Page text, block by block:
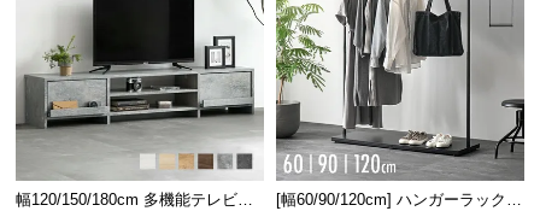
幅120/150/180cm 多機能テレビボ
[幅60/90/120cm] ハンガーラック